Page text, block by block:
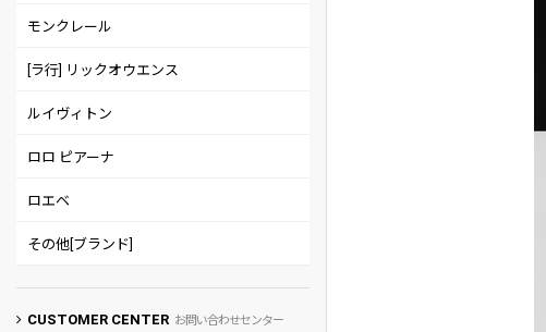
モンクレール
[ラ行] リックオウエンス
ルイヴィトン
ロロ ピアーナ
ロエベ
その他[ブランド]
CUSTOMER CENTER お問い合わせセンター